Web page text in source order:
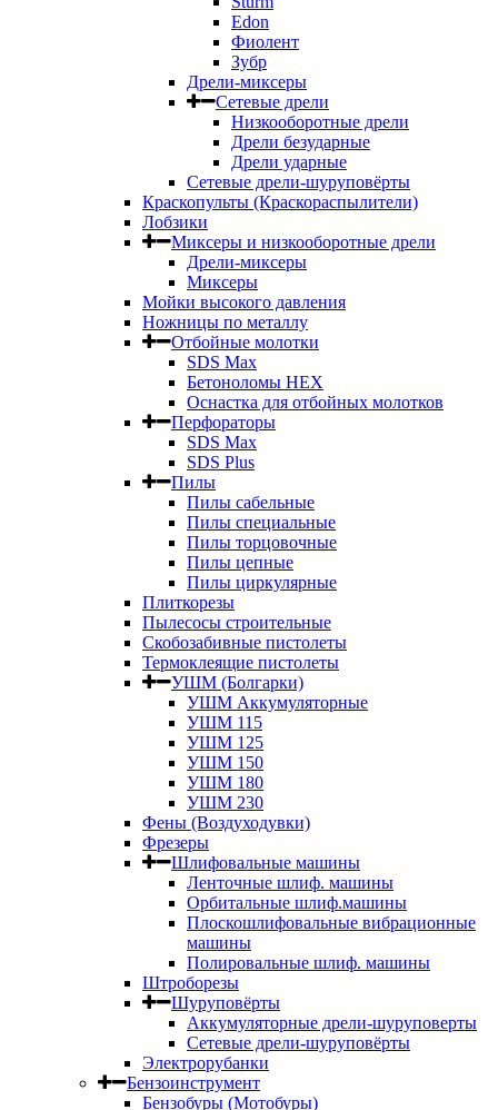
Edon
Фиолент
Зубр
Дрели-миксеры
Сетевые дрели
Низкооборотные дрели
Дрели безударные
Дрели ударные
Сетевые дрели-шуруповёрты
Краскопульты (Краскораспылители)
Лобзики
Миксеры и низкооборотные дрели
Дрели-миксеры
Миксеры
Мойки высокого давления
Ножницы по металлу
Отбойные молотки
SDS Max
Бетоноломы HEX
Оснастка для отбойных молотков
Перфораторы
SDS Max
SDS Plus
Пилы
Пилы сабельные
Пилы специальные
Пилы торцовочные
Пилы цепные
Пилы циркулярные
Плиткорезы
Пылесосы строительные
Скобозабивные пистолеты
Термоклеящие пистолеты
УШМ (Болгарки)
УШМ Аккумуляторные
УШМ 115
УШМ 125
УШМ 150
УШМ 180
УШМ 230
Фены (Воздуходувки)
Фрезеры
Шлифовальные машины
Ленточные шлиф. машины
Орбитальные шлиф.машины
Плоскошлифовальные вибрационные
машины
Полировальные шлиф. машины
Штроборезы
Шуруповёрты
Аккумуляторные дрели-шуруповерты
Сетевые дрели-шуруповёрты
Электрорубанки
Бензоинструмент
Бензобуры (Мотобуры)